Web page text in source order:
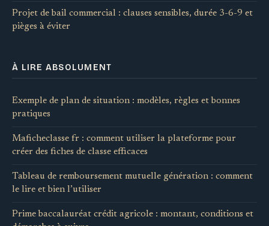
Projet de bail commercial : clauses sensibles, durée 3-6-9 et
pièges à éviter
À LIRE ABSOLUMENT
Exemple de plan de situation : modèles, règles et bonnes
pratiques
Maficheclasse fr : comment utiliser la plateforme pour
créer des fiches de classe efficaces
Tableau de remboursement mutuelle génération : comment
le lire et bien l’utiliser
Prime baccalauréat crédit agricole : montant, conditions et